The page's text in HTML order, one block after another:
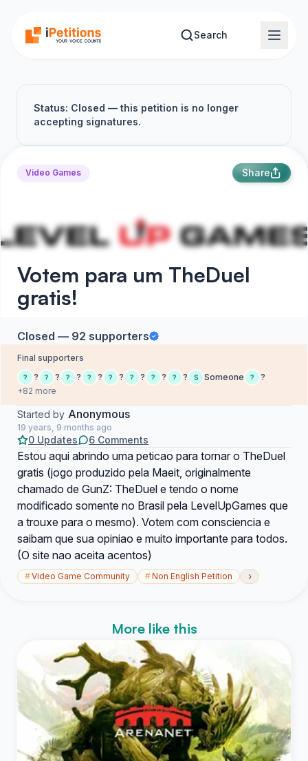
Search
Status: Closed — this petition is no longer
accepting signatures.
Video Games Share
Votem para um TheDuel
gratis!
Closed — 92 supporters
Final supporters
? ? ? ? ? ? ? ? ? ? ? ? ? ? ? ? S Someone ?
?
+82 more
Started by Anonymous
19 years, 9 months ago
0 Updates 6 Comments
Estou aqui abrindo uma peticao para tornar o TheDuel
gratis (jogo produzido pela Maeit, originalmente
chamado de GunZ: TheDuel e tendo o nome
modificado somente no Brasil pela LevelUpGames que
a trouxe para o mesmo). Votem com consciencia e
saibam que sua opiniao e muito importante para todos.
(O site nao aceita acentos)
#Video Game Community #Non English Petition ›
More like this